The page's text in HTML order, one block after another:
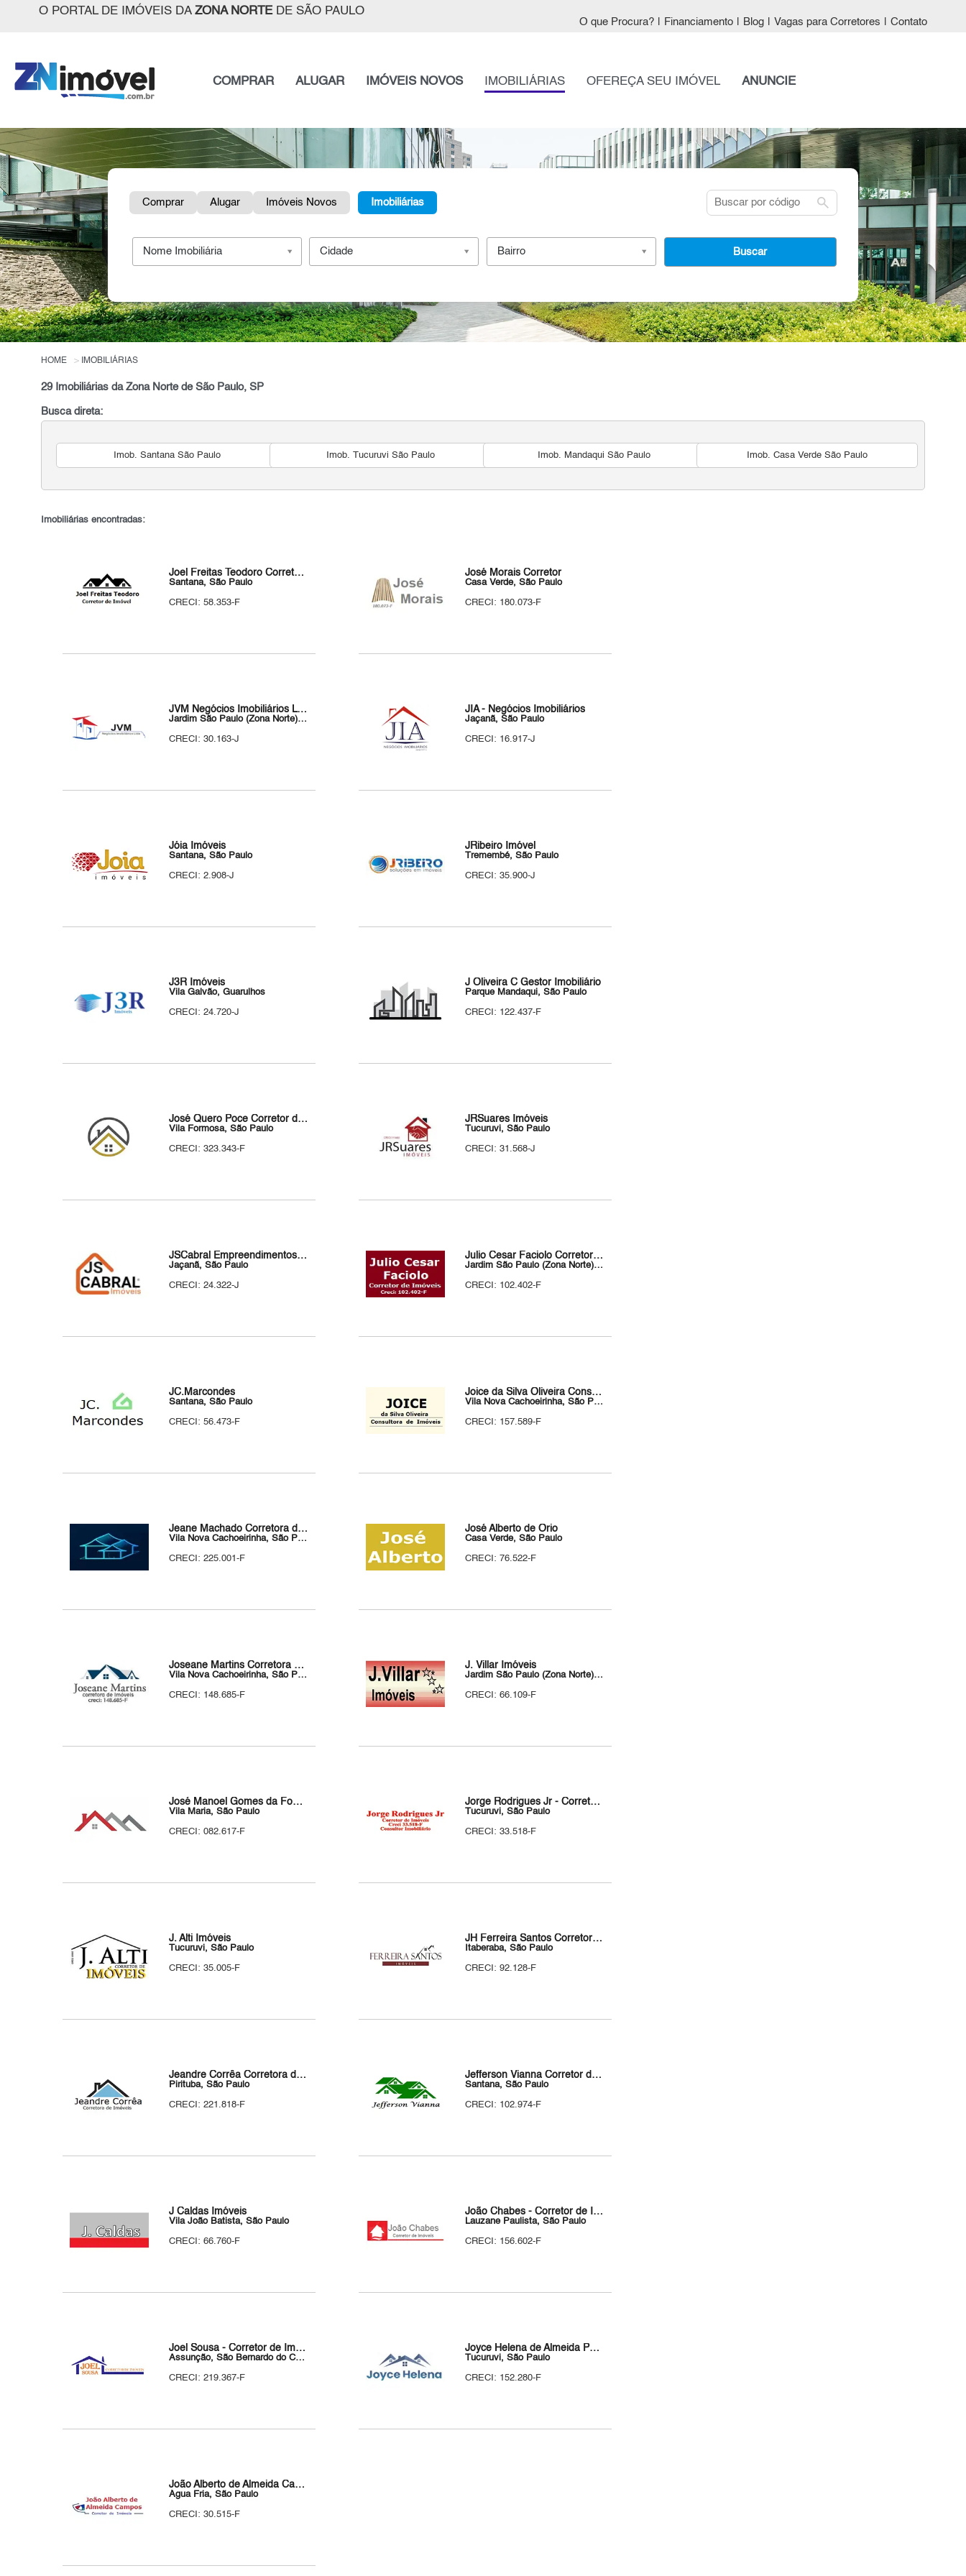
O PORTAL DE IMÓVEIS DA ZONA NORTEDE SÃO PAULO
O que Procura? Financiamento Blog Vagas para Corretores Contato
COMPRAR ALUGAR IMÓVEIS NOVOS IMOBILIÁRIAS OFEREÇA SEU IMÓVEL ANUNCIE
Comprar Alugar Imóveis Novos Imobiliárias search
Nome Imobiliária Cidade Bairro Buscar
HOME IMOBILIÁRIAS
29 Imobiliárias da Zona Norte de São Paulo, SP
Busca direta:
Imob. Santana São Paulo Imob. Tucuruvi São Paulo Imob. Mandaqui São Paulo Imob. Casa Verde São Paulo
Imobiliárias encontradas:
Joel Freitas Teodoro Corretor de Imóvel
Santana, São Paulo
CRECI: 58.353-F
José Morais Corretor
Casa Verde, São Paulo
CRECI: 180.073-F
JVM Negócios Imobiliários LTDA
Jardim São Paulo (Zona Norte), São Paulo
CRECI: 30.163-J
JIA - Negócios Imobiliários
Jaçanã, São Paulo
CRECI: 16.917-J
Jóia Imóveis
Santana, São Paulo
CRECI: 2.908-J
JRibeiro Imóvel
Tremembé, São Paulo
CRECI: 35.900-J
J3R Imóveis
Vila Galvão, Guarulhos
CRECI: 24.720-J
J Oliveira C Gestor Imobiliário
Parque Mandaqui, São Paulo
CRECI: 122.437-F
José Quero Poce Corretor de Imóveis
Vila Formosa, São Paulo
CRECI: 323.343-F
JRSuares Imóveis
Tucuruvi, São Paulo
CRECI: 31.568-J
JSCabral Empreendimentos e Comércio Ltda
Jaçanã, São Paulo
CRECI: 24.322-J
Julio Cesar Faciolo Corretor de Imóveis
Jardim São Paulo (Zona Norte), São Paulo
CRECI: 102.402-F
JC.Marcondes
Santana, São Paulo
CRECI: 56.473-F
Joice da Silva Oliveira Consultora de Imóveis
Vila Nova Cachoeirinha, São Paulo
CRECI: 157.589-F
Jeane Machado Corretora de Imóveis
Vila Nova Cachoeirinha, São Paulo
CRECI: 225.001-F
José Alberto de Orio
Casa Verde, São Paulo
CRECI: 76.522-F
Joseane Martins Corretora de Imóveis
Vila Nova Cachoeirinha, São Paulo
CRECI: 148.685-F
J. Villar Imóveis
Jardim São Paulo (Zona Norte), São Paulo
CRECI: 66.109-F
José Manoel Gomes da Fonseca Corretor de Imóveis
Vila Maria, São Paulo
CRECI: 082.617-F
Jorge Rodrigues Jr - Corretor de Imóveis
Tucuruvi, São Paulo
CRECI: 33.518-F
J. Alti Imóveis
Tucuruvi, São Paulo
CRECI: 35.005-F
JH Ferreira Santos Corretor de Imóveis
Itaberaba, São Paulo
CRECI: 92.128-F
Jeandre Corrêa Corretora de Imóveis
Pirituba, São Paulo
CRECI: 221.818-F
Jefferson Vianna Corretor de Imóveis
Santana, São Paulo
CRECI: 102.974-F
J Caldas Imóveis
Vila João Batista, São Paulo
CRECI: 66.760-F
João Chabes - Corretor de Imóveis
Lauzane Paulista, São Paulo
CRECI: 156.602-F
Joel Sousa - Corretor de Imóveis
Assunção, São Bernardo do Campo
CRECI: 219.367-F
Joyce Helena de Almeida Paes - Corretora de Imóveis
Tucuruvi, São Paulo
CRECI: 152.280-F
João Alberto de Almeida Campos Corretor de Imóveis
Água Fria, São Paulo
CRECI: 30.515-F